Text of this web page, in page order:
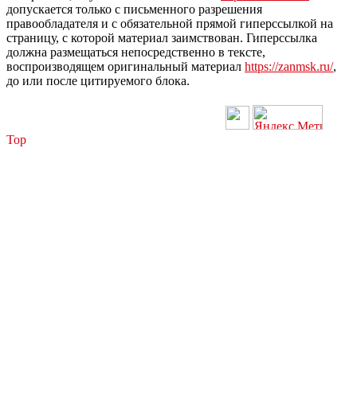
допускается только с письменного разрешения
правообладателя и с обязательной прямой гиперссылкой на
страницу, с которой материал заимствован. Гиперссылка
должна размещаться непосредственно в тексте,
воспроизводящем оригинальный материал https://zanmsk.ru/,
до или после цитируемого блока.
Top